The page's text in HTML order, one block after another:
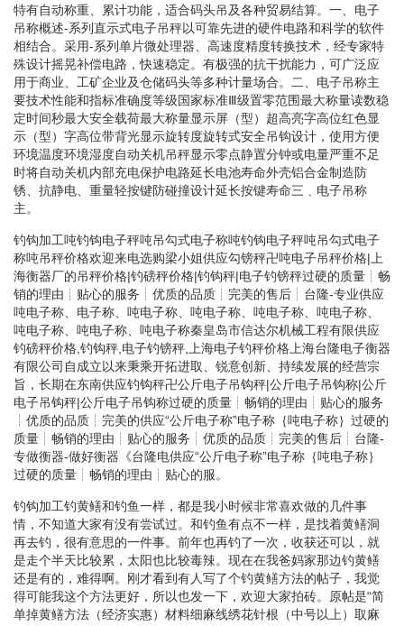
特有自动称重、累计功能，适合码头吊及各种贸易结算。一、电子
吊称概述-系列直示式电子吊秤以可靠先进的硬件电路和科学的软件
相结合。采用-系列单片微处理器、高速度精度转换技术，经专家特
殊设计摇晃补偿电路，快速稳定。有极强的抗干扰能力，可广泛应
用于商业、工矿企业及仓储码头等多种计量场合。二、电子吊称主
要技术性能和指标准确度等级国家标准Ⅲ级置零范围最大称量读数稳
定时间秒最大安全载荷最大称量显示屏（型）超高亮字高位红色显
示（型）字高位带背光显示旋转度旋转式安全吊钩设计，使用方便
环境温度环境湿度自动关机吊秤显示零点静置分钟或电量严重不足
时将自动关机内部充电保护电路延长电池寿命外壳铝合金制造防
锈、抗静电、重量轻按键防碰撞设计延长按键寿命三﹑电子吊称
主。
钓钩加工吨钓钩电子秤吨吊勾式电子称吨钓钩电子秤吨吊勾式电子
称吨吊秤价格欢迎来电选购梁小姐供应勾镑秤卍吨电子吊秤价格|上
海衡器厂的吊秤价格|钓磅秤价格|钓钩秤|电子钓镑秤过硬的质量┊畅
销的理由┊贴心的服务┊优质的品质┊完美的售后┊台隆-专业供应
吨电子称、电子称、吨电子称、吨电子称、吨电子称、吨电子称、
吨电子称、吨电子称、吨电子称秦皇岛市信达尔机械工程有限供应
钓磅秤价格,钓钩秤,电子钓镑秤,上海电子钓秤价格上海台隆电子衡器
有限公司自成立以来秉乘开拓进取、锐意创新、持续发展的经营宗
旨，长期在东南供应钓钩秤卍公斤电子吊钩秤|公斤电子吊钩称|公斤
电子吊钩秤|公斤电子吊钩称过硬的质量┊畅销的理由┊贴心的服务
┊优质的品质┊完美的供应“公斤电子称”电子称｛吨电子称｝过硬的
质量┊畅销的理由┊贴心的服务┊优质的品质┊完美的售后┊台隆-
专做衡器-做好衡器《台隆电供应“公斤电子称”电子称｛吨电子称｝
过硬的质量┊畅销的理由┊贴心的服。
钓钩加工钓黄鳝和钓鱼一样，都是我小时候非常喜欢做的几件事
情，不知道大家有没有尝试过。和钓鱼有点不一样，是找着黄鳝洞
再去钓，很有意思的一件事。前年也再钓了一次，收获还可以，就
是走个半天比较累，太阳也比较毒辣。现在在我爸妈家那边钓黄鳝
还是有的，难得啊。刚才看到有人写了个钓黄鳝方法的帖子，我觉
得可能我这个方法更好，所以也发一下，欢迎大家拍砖。原帖是“简
单掉黄鳝方法（经济实惠）材料细麻线绣花针根（中号以上）取麻